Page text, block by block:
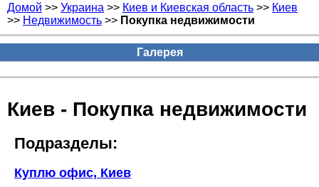
Домой >> Украина >> Киев и Киевская область >> Киев
>> Недвижимость >> Покупка недвижимости
Галерея
Киев - Покупка недвижимости
Подразделы:
Куплю офис, Киев